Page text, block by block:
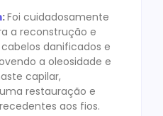
:Foi cuidadosamente
a reconstrução e
danificados e
a oleosidade e
capilar,
restauração e
aos fios.